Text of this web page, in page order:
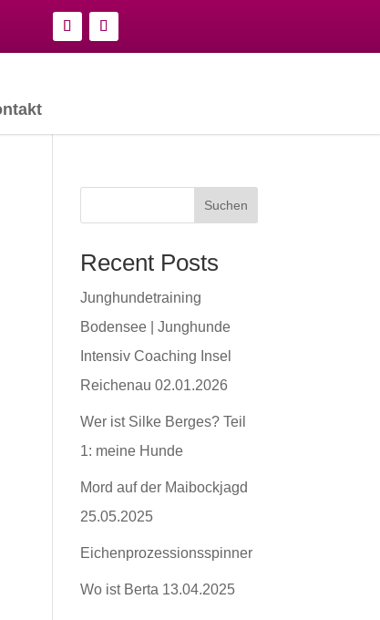
Suchen
Recent Posts
Junghundetraining
Bodensee | Junghunde
Intensiv Coaching Insel
Reichenau 02.01.2026
Wer ist Silke Berges? Teil
1: meine Hunde
Mord auf der Maibockjagd
25.05.2025
Eichenprozessionsspinner
Wo ist Berta 13.04.2025